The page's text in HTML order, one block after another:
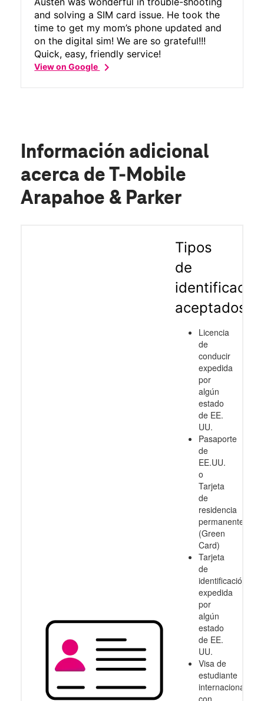
and solving a SIM card issue. He took the
time to get my mom’s phone updated and
on the digital sim! We are so grateful!!!
Quick, easy, friendly service!
View on Googlechevron_right
Información adicional
acerca de T-Mobile
Arapahoe & Parker
Tipos
de
aceptados
Licencia
de
conducir
expedida
por
algún
estado
de EE.
UU.
Pasaporte
de
EE.UU.
o
Tarjeta
de
residencia
permanente
(Green
Card)
Tarjeta
de
identificación
expedida
por
algún
estado
de EE.
UU.
Visa de
estudiante
internacional